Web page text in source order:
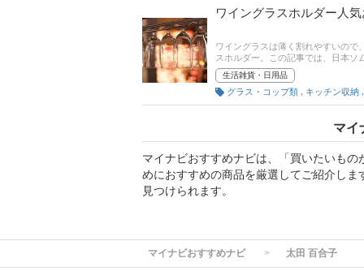
ワイングラスホルダー人
ワイングラスは薄く割れやすいので
スホルダー。この記事では、日本
ーの選び方とおすすめの商品をご紹
品を厳選しました。通販サイトの売
なたにピッタリの1点を見つけまし
生活雑貨・日用品
グラス・コップ類 キッチン収納
マイ
マイナビおすすめナビは、「買いたいも
めにおすすめの商品を厳選してご紹介し
見つけられます。
マイナビおすすめナビ 太田 百合子